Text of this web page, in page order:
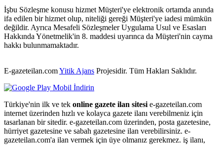
İşbu Sözleşme konusu hizmet Müşteri'ye elektronik ortamda anında
ifa edilen bir hizmet olup, niteliği gereği Müşteri'ye iadesi mümkün
değildir. Ayrıca Mesafeli Sözleşmeler Uygulama Usul ve Esasları
Hakkında Yönetmelik'in 8. maddesi uyarınca da Müşteri'nin cayma
hakkı bulunmamaktadır.
E-gazeteilan.comYitik Ajans Projesidir. Tüm Hakları Saklıdır.
Türkiye'nin ilk ve tek online gazete ilan sitesi e-gazeteilan.com
internet üzerinden hızlı ve kolayca gazete ilanı verebilmeniz için
tasarlanan bir sitedir. e-gazeteilan.com üzerinden, posta gazetesine,
hürriyet gazetesine ve sabah gazetesine ilan verebilirsiniz. e-
gazeteilan.com'a ilan vermek için üye olmanız gerekmez. iş ilanı,